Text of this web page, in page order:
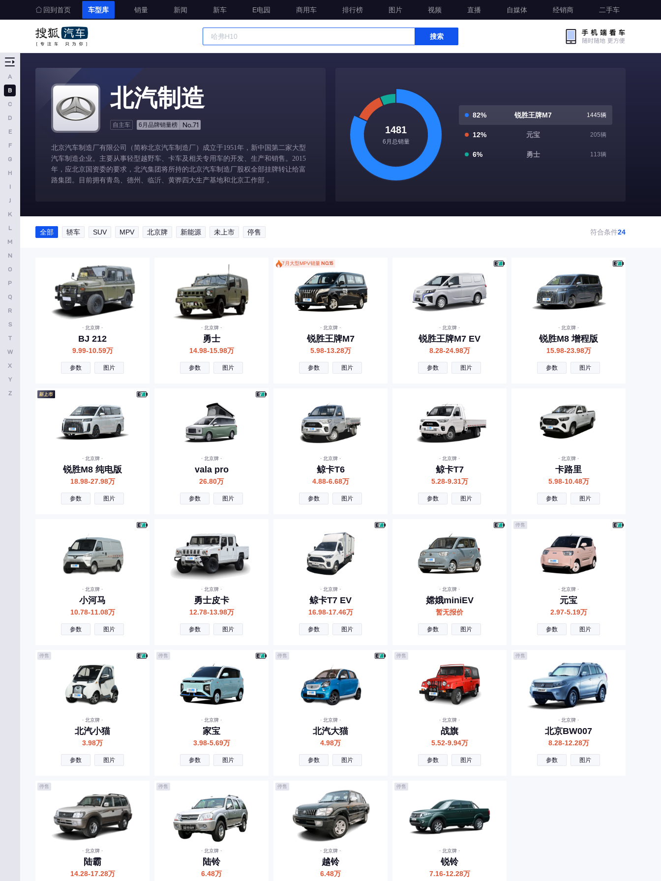
回到首页 车型库 销量 新闻 新车 E电园 商用车 排行榜 图片 视频 直播 自媒体 经销商 二手车
搜索
北汽制造
自主车 6月品牌销量榜 No.71
北京汽车制造厂有限公司（简称北京汽车制造厂）成立于1951年，新中国第二家大型
汽车制造企业。主要从事轻型越野车、卡车及相关专用车的开发、生产和销售。2015
年，应北京国资委的要求，北汽集团将所持的北京汽车制造厂股权全部挂牌转让给富
路集团。目前拥有青岛、德州、临沂、黄骅四大生产基地和北京工作部，
1481
6月总销量
82% 锐胜王牌M7 1445辆
12% 元宝 205辆
6% 勇士 113辆
全部 轿车 SUV MPV 北京牌 新能源 未上市 停售 符合条件24
· 北京牌 ·
BJ 212
9.99-10.59万
参数 图片
· 北京牌 ·
勇士
14.98-15.98万
参数 图片
· 北京牌 ·
锐胜王牌M7
5.98-13.28万
参数 图片
7月大型MPV销量NO.15
· 北京牌 ·
锐胜王牌M7 EV
8.28-24.98万
参数 图片
· 北京牌 ·
锐胜M8 增程版
15.98-23.98万
参数 图片
· 北京牌 ·
锐胜M8 纯电版
18.98-27.98万
参数 图片
· 北京牌 ·
vala pro
26.80万
参数 图片
· 北京牌 ·
鲸卡T6
4.88-6.68万
参数 图片
· 北京牌 ·
鲸卡T7
5.28-9.31万
参数 图片
· 北京牌 ·
卡路里
5.98-10.48万
参数 图片
· 北京牌 ·
小河马
10.78-11.08万
参数 图片
· 北京牌 ·
勇士皮卡
12.78-13.98万
参数 图片
· 北京牌 ·
鲸卡T7 EV
16.98-17.46万
参数 图片
· 北京牌 ·
嫦娥miniEV
暂无报价
参数 图片
· 北京牌 ·
元宝
2.97-5.19万
参数 图片
停售
· 北京牌 ·
北汽小猫
3.98万
参数 图片
停售
· 北京牌 ·
家宝
3.98-5.69万
参数 图片
停售
· 北京牌 ·
北汽大猫
4.98万
参数 图片
停售
· 北京牌 ·
战旗
5.52-9.94万
参数 图片
停售
· 北京牌 ·
北京BW007
8.28-12.28万
参数 图片
停售
· 北京牌 ·
陆霸
14.28-17.28万
停售
· 北京牌 ·
陆铃
6.48万
停售
· 北京牌 ·
越铃
6.48万
停售
· 北京牌 ·
锐铃
7.16-12.28万
停售
A
B
C
D
E
F
G
H
I
J
K
L
M
N
O
P
Q
R
S
T
W
X
Y
Z
宝骏
标致
北京汽车
北汽瑞翔
北汽雷驰
百智新能源
长安
长安启源
长安凯程
创维汽车
曹操汽车
东风风神
东风风行
东风风光
大力牛魔王
东风风度
二一二越野车
飞凡汽车
广汽传祺
国金汽车
国吉商用车